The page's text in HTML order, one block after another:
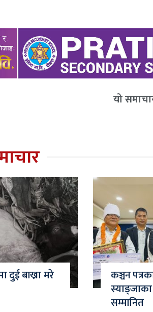
यो
दुई बाख्रा मरे कञ्चन
सम्मानित